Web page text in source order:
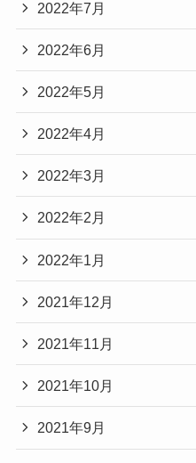
2022年7月
2022年6月
2022年5月
2022年4月
2022年3月
2022年2月
2022年1月
2021年12月
2021年11月
2021年10月
2021年9月